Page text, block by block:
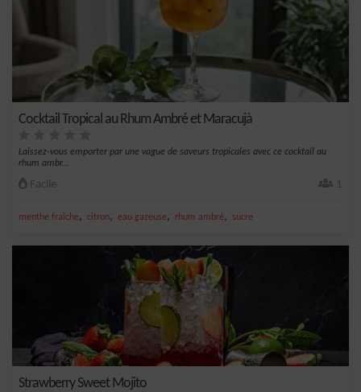
Cocktail Tropical au Rhum Ambré et Maracujà
Laissez-vous emporter par une vague de saveurs tropicales avec ce cocktail au
rhum ambr...
Facile 1
menthe fraîche, citron, eau gazeuse, rhum ambré, sucre
Strawberry Sweet Mojito